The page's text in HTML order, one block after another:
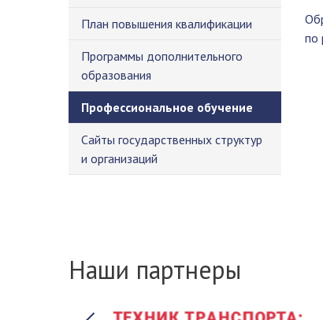
План повышения квалификации
Программы дополнительного
образования
Профессиональное обучение
Сайты государственных структур
и организаций
по
Наши партнеры